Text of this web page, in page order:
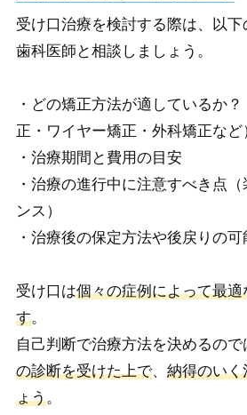
受け口治療を検討する際は、以
歯科医師と相談しましょう。
・どの矯正方法が適しているか
正・ワイヤー矯正・外科矯正など
・治療期間と費用の目安
・治療の進行中に注意すべき点
ンス）
・治療後の保定方法や後戻りの可
受け口は個々の症例によって最
す。
自己判断で治療方法を決めるので
の診断を受けた上で、 納得のいく
ょう。